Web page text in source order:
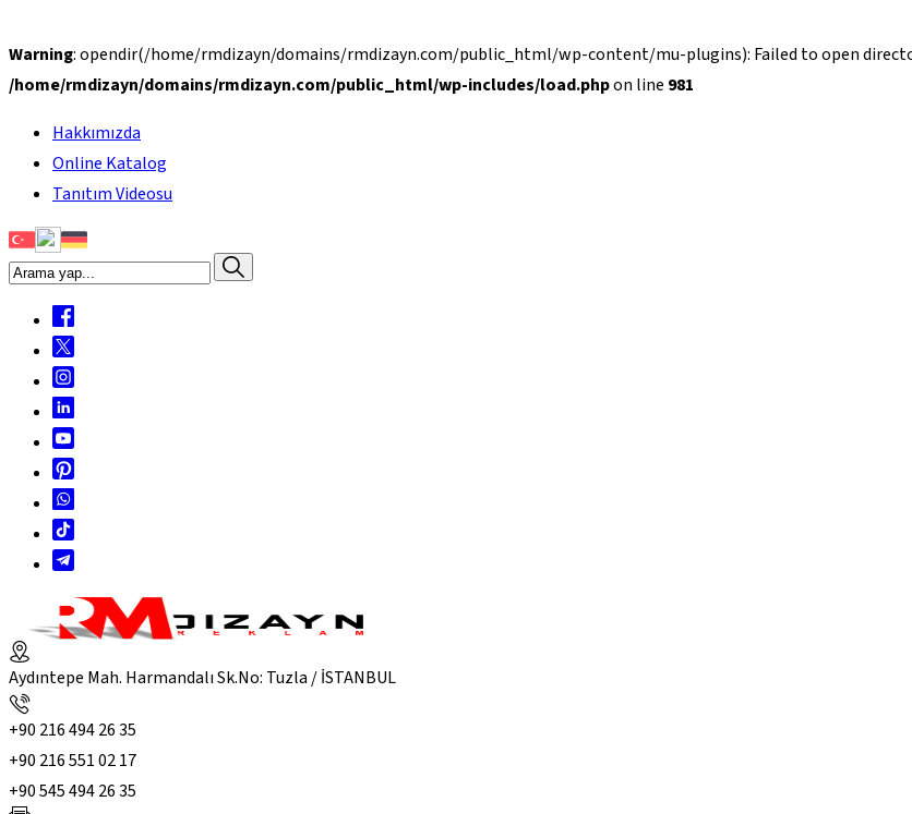
Warning: opendir(/home/rmdizayn/domains/rmdizayn.com/public_html/wp-content/mu-plugins): Failed to open
/home/rmdizayn/domains/rmdizayn.com/public_html/wp-includes/load.phpon line 981
Hakkımızda
Online Katalog
Tanıtım Videosu
Aydıntepe Mah. Harmandalı Sk.No: Tuzla / İSTANBUL
+90 216 494 26 35
+90 216 551 02 17
+90 545 494 26 35